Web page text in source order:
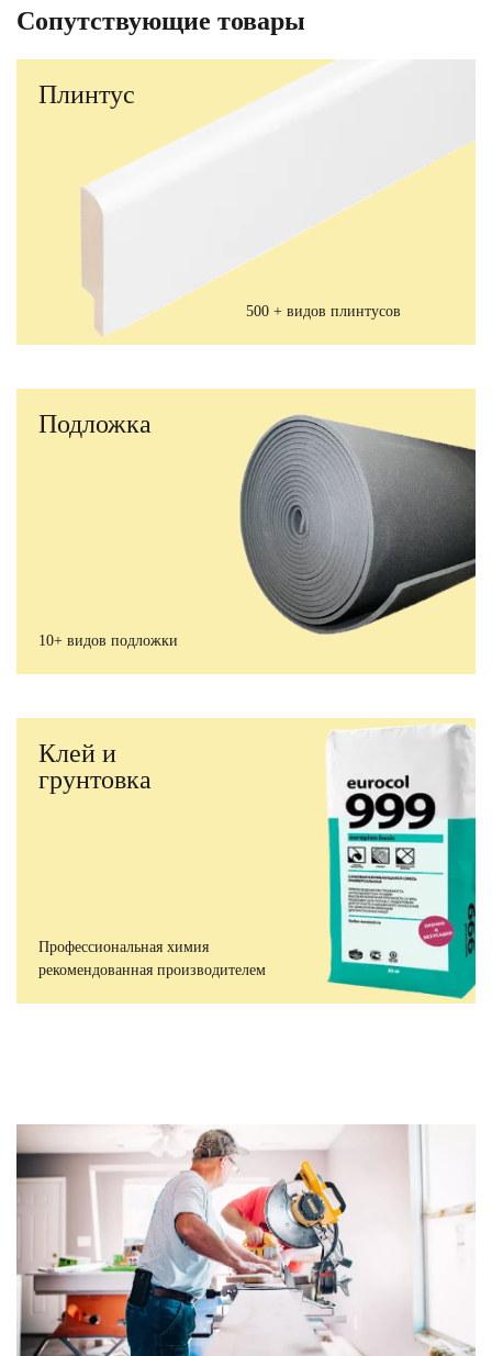
Сопутствующие товары
Плинтус
500 + видов плинтусов
Подложка
10+ видов подложки
Клей и
грунтовка
Профессиональная химия
рекомендованная производителем